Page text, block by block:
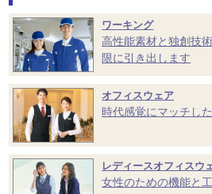
ワーキング
高性能素材と独創技
限に引き出します
オフィスウェア
時代感覚にマッチし
レディースオフィスウ
女性のための機能と